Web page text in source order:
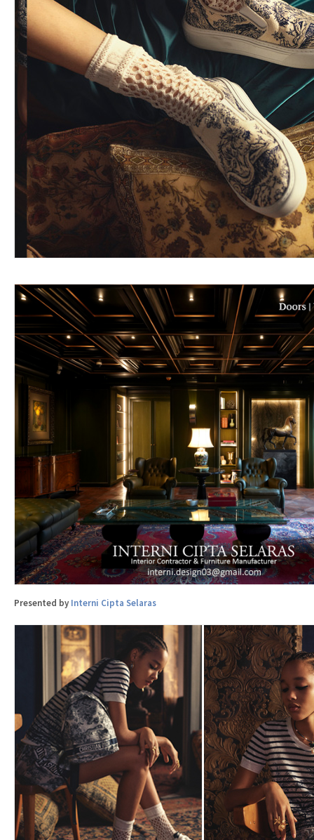
Presented by Interni Cipta Selaras